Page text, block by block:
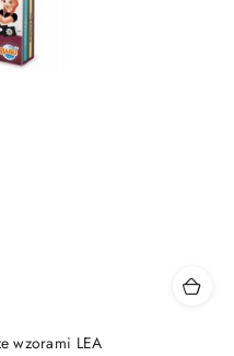
wzorami LEA